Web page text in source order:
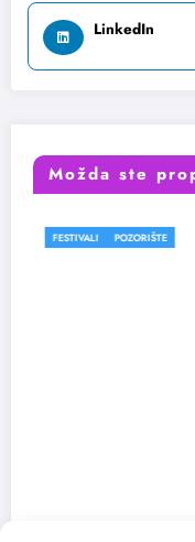
LinkedIn
Možda ste